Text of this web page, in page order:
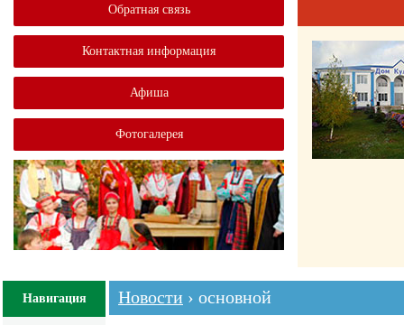
Обратная связь
Контактная информация
Афиша
Фотогалерея
Навигация Новости › основной